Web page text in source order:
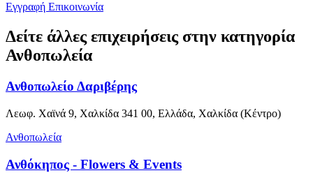
Εγγραφή Επικοινωνία
Δείτε άλλες επιχειρήσεις στην κατηγορία
Ανθοπωλεία
Ανθοπωλείο Δαριβέρης
Λεωφ. Χαϊνά 9, Χαλκίδα 341 00, Ελλάδα, Χαλκίδα (Κέντρο)
Ανθοπωλεία
Ανθόκηπος - Flowers & Events